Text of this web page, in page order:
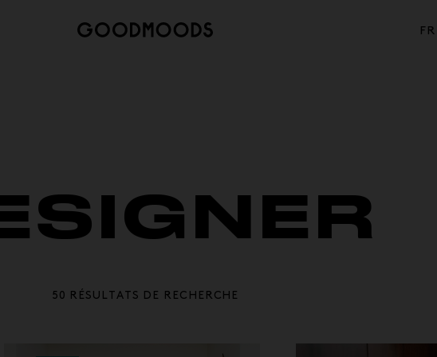
FR
50 RÉSULTATS DE RECHERCHE